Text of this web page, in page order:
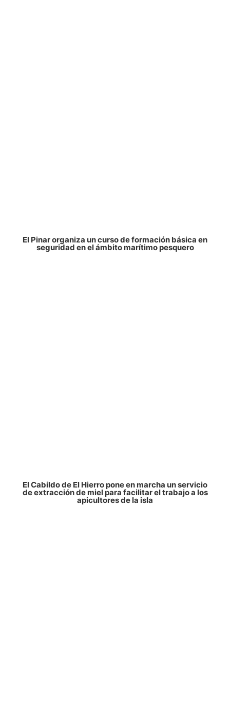
El Pinar organiza un curso de formación básica en
seguridad en el ámbito marítimo pesquero
El Cabildo de El Hierro pone en marcha un servicio
de extracción de miel para facilitar el trabajo a los
apicultores de la isla